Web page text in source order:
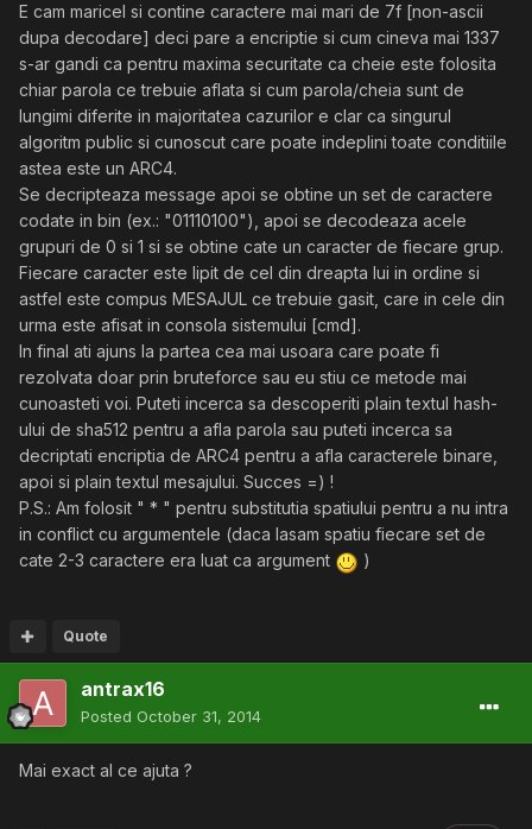
E cam maricel si contine caractere mai mari de 7f [non-ascii
dupa decodare] deci pare a encriptie si cum cineva mai 1337
s-ar gandi ca pentru maxima securitate ca cheie este folosita
chiar parola ce trebuie aflata si cum parola/cheia sunt de
lungimi diferite in majoritatea cazurilor e clar ca singurul
algoritm public si cunoscut care poate indeplini toate conditiile
astea este un ARC4.
Se decripteaza message apoi se obtine un set de caractere
codate in bin (ex.: "01110100"), apoi se decodeaza acele
grupuri de 0 si 1 si se obtine cate un caracter de fiecare grup.
Fiecare caracter este lipit de cel din dreapta lui in ordine si
astfel este compus MESAJUL ce trebuie gasit, care in cele din
urma este afisat in consola sistemului [cmd].
In final ati ajuns la partea cea mai usoara care poate fi
rezolvata doar prin bruteforce sau eu stiu ce metode mai
cunoasteti voi. Puteti incerca sa descoperiti plain textul hash-
ului de sha512 pentru a afla parola sau puteti incerca sa
decriptati encriptia de ARC4 pentru a afla caracterele binare,
apoi si plain textul mesajului. Succes =) !
P.S.: Am folosit " * " pentru substitutia spatiului pentru a nu intra
in conflict cu argumentele (daca lasam spatiu fiecare set de
cate 2-3 caractere era luat ca argument
)
Quote
antrax16
Posted October 31, 2014
Mai exact al ce ajuta ?